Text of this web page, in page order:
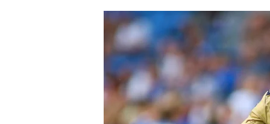
Tomasz Fornal zmobilizował rządzących!